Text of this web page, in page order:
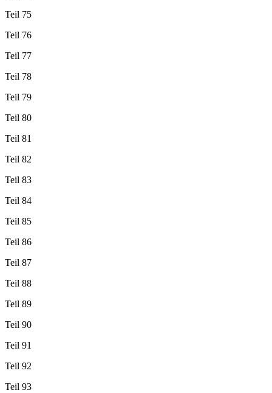
Teil 75
Teil 76
Teil 77
Teil 78
Teil 79
Teil 80
Teil 81
Teil 82
Teil 83
Teil 84
Teil 85
Teil 86
Teil 87
Teil 88
Teil 89
Teil 90
Teil 91
Teil 92
Teil 93